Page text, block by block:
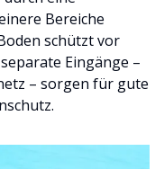
Bereiche
schützt vor
Eingänge –
– sorgen für gute